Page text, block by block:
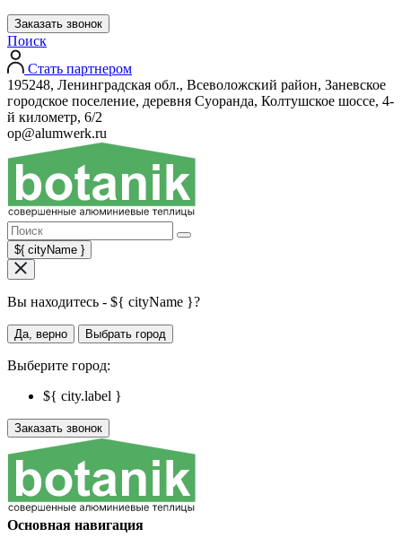
Заказать звонок
Поиск
Стать партнером
195248, Ленинградская обл., Всеволожский район, Заневское
городское поселение, деревня Суоранда, Колтушское шоссе, 4-
й километр, 6/2
op@alumwerk.ru
${ cityName }
Вы находитесь - ${ cityName }?
Да, верно Выбрать город
Выберите город:
${ city.label }
Заказать звонок
Основная навигация